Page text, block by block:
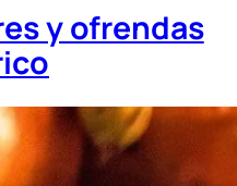
y ofrendas